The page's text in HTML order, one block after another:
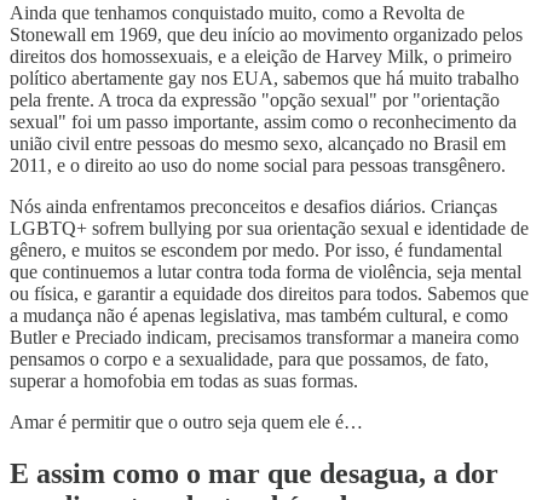
Ainda que tenhamos conquistado muito, como a Revolta de
Stonewall em 1969, que deu início ao movimento organizado pelos
direitos dos homossexuais, e a eleição de Harvey Milk, o primeiro
político abertamente gay nos EUA, sabemos que há muito trabalho
pela frente. A troca da expressão "opção sexual" por "orientação
sexual" foi um passo importante, assim como o reconhecimento da
união civil entre pessoas do mesmo sexo, alcançado no Brasil em
2011, e o direito ao uso do nome social para pessoas transgênero.
Nós ainda enfrentamos preconceitos e desafios diários. Crianças
LGBTQ+ sofrem bullying por sua orientação sexual e identidade de
gênero, e muitos se escondem por medo. Por isso, é fundamental
que continuemos a lutar contra toda forma de violência, seja mental
ou física, e garantir a equidade dos direitos para todos. Sabemos que
a mudança não é apenas legislativa, mas também cultural, e como
Butler e Preciado indicam, precisamos transformar a maneira como
pensamos o corpo e a sexualidade, para que possamos, de fato,
superar a homofobia em todas as suas formas.
Amar é permitir que o outro seja quem ele é…
E assim como o mar que desagua, a dor